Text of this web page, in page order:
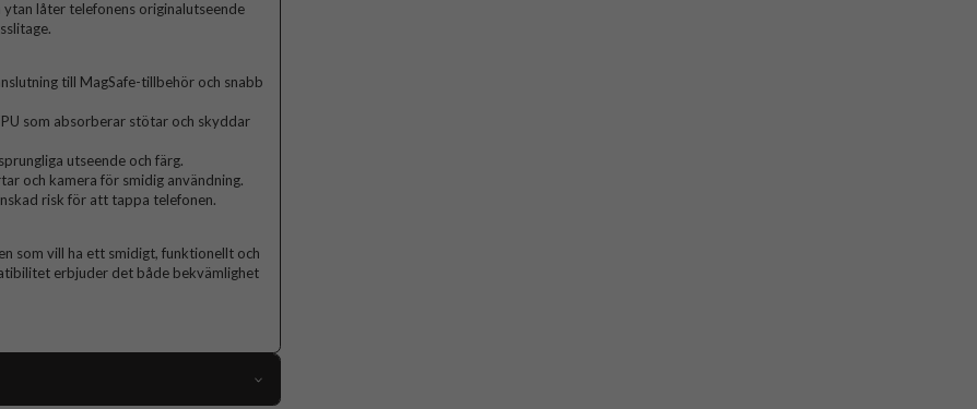
ytan låter telefonens originalutseende
till MagSafe-tillbehör och snabb
som absorberar stötar och skyddar
utseende och färg.
och kamera för smidig användning.
risk för att tappa telefonen.
som vill ha ett smidigt, funktionellt och
erbjuder det både bekvämlighet